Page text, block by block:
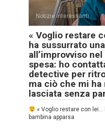
Notizie interessanti
« Voglio restare
ha sussurrato
all’improvviso
spesa: ho
detective per
ma ciò che mi
lasciata senza
« Voglio restare con lei…
bambina apparsa